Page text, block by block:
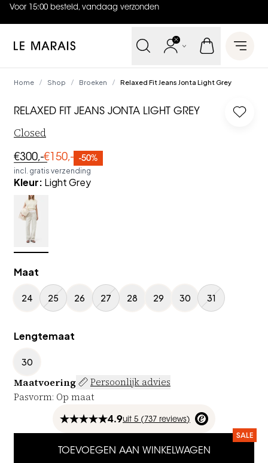
Voor 15:00 besteld, vandaag verzonden
4.9 uit5 (737 reviews)
Le Marais Open
Home / Shop / Broeken / Relaxed Fit Jeans Jonta Light Grey
RELAXED FIT JEANS JONTA LIGHT GREY Log in
Closed
€300,-€150,- -50%
incl. gratis verzending
Kleur: Light Grey
Maat
24 25 26 27 28 29 30 31
Lengtemaat
30
Maatvoering
Persoonlijk advies
Pasvorm: Op maat
4.9uit 5 ( 737 reviews)
TOEVOEGEN AAN WINKELWAGEN
SALE